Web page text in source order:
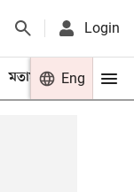
Login
মতামত খেলা
Eng